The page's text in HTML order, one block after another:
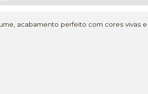
acabamento perfeito com cores vivas e